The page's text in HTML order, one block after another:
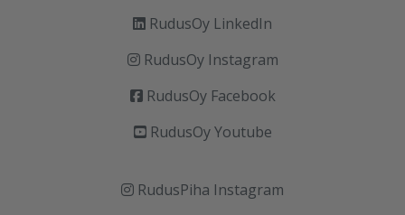
RudusOy LinkedIn
RudusOy Instagram
RudusOy Facebook
RudusOy Youtube
RudusPiha Instagram